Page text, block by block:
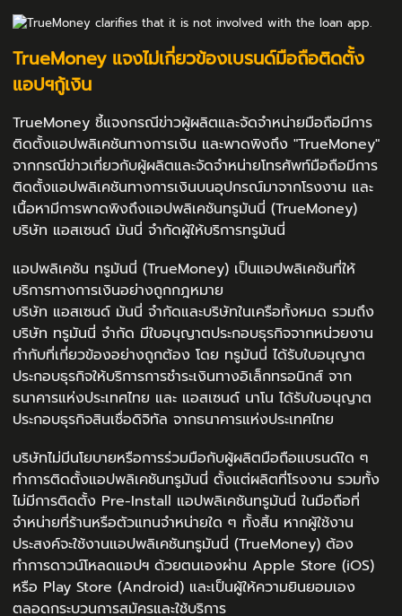
TrueMoney แจงไม่เกี่ยวข้องเบรนด์มือถือติดตั้ง
แอปฯกู้เงิน
TrueMoney ชี้แจงกรณีข่าวผู้ผลิตและจัดจำหน่ายมือถือมีการ
ติดตั้งแอปพลิเคชันทางการเงิน และพาดพิงถึง "TrueMoney"
จากกรณีข่าวเกี่ยวกับผู้ผลิตและจัดจำหน่ายโทรศัพท์มือถือมีการ
ติดตั้งแอปพลิเคชันทางการเงินบนอุปกรณ์มาจากโรงงาน และ
เนื้อหามีการพาดพิงถึงแอปพลิเคชันทรูมันนี่ (TrueMoney)
บริษัท แอสเซนด์ มันนี่ จำกัดผู้ให้บริการทรูมันนี่
แอปพลิเคชัน ทรูมันนี่ (TrueMoney) เป็นแอปพลิเคชันที่ให้
บริการทางการเงินอย่างถูกกฎหมาย
บริษัท แอสเซนด์ มันนี่ จำกัดและบริษัทในเครือทั้งหมด รวมถึง
บริษัท ทรูมันนี่ จำกัด มีใบอนุญาตประกอบธุรกิจจากหน่วยงาน
กำกับที่เกี่ยวข้องอย่างถูกต้อง โดย ทรูมันนี่ ได้รับใบอนุญาต
ประกอบธุรกิจให้บริการการชำระเงินทางอิเล็กทรอนิกส์ จาก
ธนาคารแห่งประเทศไทย และ แอสเซนด์ นาโน ได้รับใบอนุญาต
ประกอบธุรกิจสินเชื่อดิจิทัล จากธนาคารแห่งประเทศไทย
บริษัทไม่มีนโยบายหรือการร่วมมือกับผู้ผลิตมือถือแบรนด์ใด ๆ
ทำการติดตั้งแอปพลิเคชันทรูมันนี่ ตั้งแต่ผลิตที่โรงงาน รวมทั้ง
ไม่มีการติดตั้ง Pre-Install แอปพลิเคชันทรูมันนี่ ในมือถือที่
จำหน่ายที่ร้านหรือตัวแทนจำหน่ายใด ๆ ทั้งสิ้น หากผู้ใช้งาน
ประสงค์จะใช้งานแอปพลิเคชันทรูมันนี่ (TrueMoney) ต้อง
ทำการดาวน์โหลดแอปฯ ด้วยตนเองผ่าน Apple Store (iOS)
หรือ Play Store (Android) และเป็นผู้ให้ความยินยอมเอง
ตลอดกระบวนการสมัครและใช้บริการ